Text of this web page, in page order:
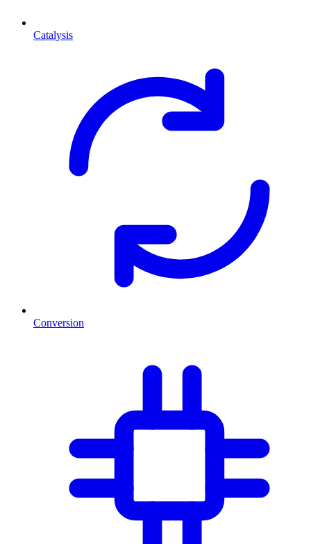
Catalysis
Conversion